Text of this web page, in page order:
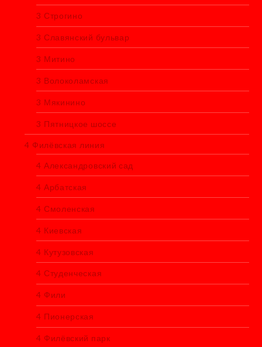
3 Строгино
3 Славянский бульвар
3 Митино
3 Волоколамская
3 Мякинино
3 Пятницкое шоссе
4 Филёвская линия
4 Александровский сад
4 Арбатская
4 Смоленская
4 Киевская
4 Кутузовская
4 Студенческая
4 Фили
4 Пионерская
4 Филёвский парк